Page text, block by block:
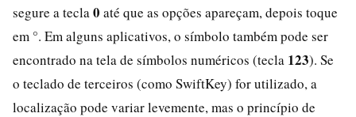
segure a tecla 0 até que as opções apareçam, depois toque
em °. Em alguns aplicativos, o símbolo também pode ser
encontrado na tela de símbolos numéricos (tecla 123). Se
o teclado de terceiros (como SwiftKey) for utilizado, a
localização pode variar levemente, mas o princípio de